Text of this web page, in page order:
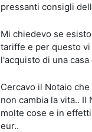
pressanti consigli
Mi chiedevo se
tariffe e per questo
l'acquisto di una
Cercavo il Notaio
non cambia la vita..
molte cose e in
eur..